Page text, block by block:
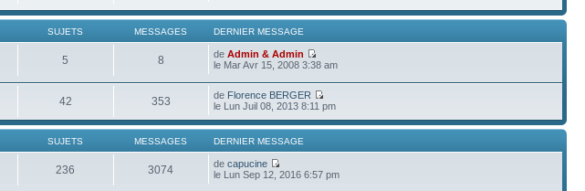
SUJETS MESSAGES DERNIER MESSAGE
5 8 deAdmin & Admin
le Mar Avr 15, 2008 3:38 am
42 353 de Florence BERGER
le Lun Juil 08, 2013 8:11 pm
SUJETS MESSAGES DERNIER MESSAGE
236 3074 decapucine
le Lun Sep 12, 2016 6:57 pm